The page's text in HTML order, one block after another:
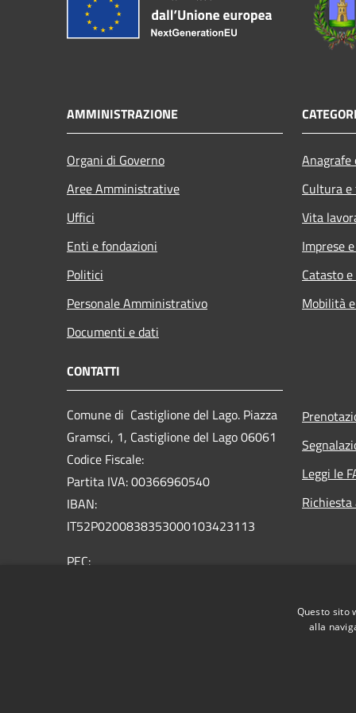
AMMINISTRAZIONE
Organi di Governo
Aree Amministrative
Uffici
Enti e fondazioni
Politici
Personale Amministrativo
Documenti e dati
Cultura
Vita
Imprese
Catasto
Mobilità
CONTATTI
Comune di Castiglione del Lago. Piazza
Gramsci, 1, Castiglione del Lago 06061
Codice Fiscale:
Partita IVA: 00366960540
IBAN:
IT52P0200838353000103423113
PEC:
Leggi le
Questo sito
alla